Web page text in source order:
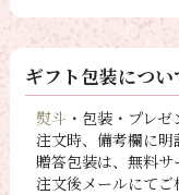
ギフト包装につい
熨斗 ・包装・プレ
注文時、備考欄に明
贈答包装は、無料サ
注文後メールにてご